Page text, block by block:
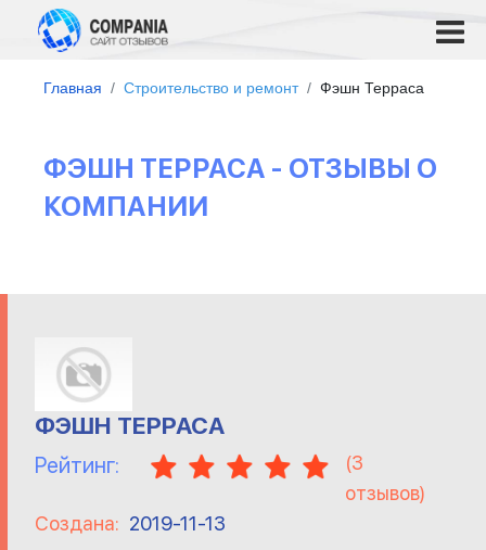
Главная Строительство и ремонт Фэшн Терраса
ФЭШН ТЕРРАСА - ОТЗЫВЫ О
КОМПАНИИ
ФЭШН ТЕРРАСА
Рейтинг: (3
отзывов)
Создана: 2019-11-13